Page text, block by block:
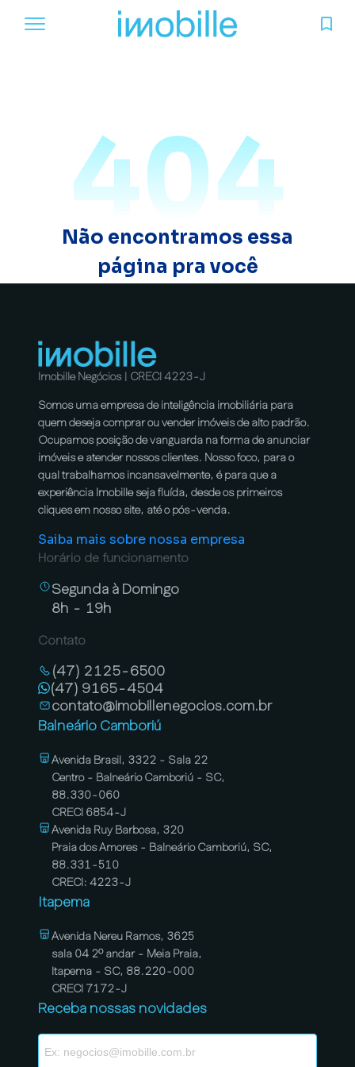
404
Não encontramos essa
página pra você
Imobille Negócios | CRECI 4223-J
Somos uma empresa de inteligência imobiliária para
quem deseja comprar ou vender imóveis de alto padrão.
Ocupamos posição de vanguarda na forma de anunciar
imóveis e atender nossos clientes. Nosso foco, para o
qual trabalhamos incansavelmente, é para que a
experiência Imobille seja fluída, desde os primeiros
cliques em nosso site, até o pós-venda.
Saiba mais sobre nossa empresa
Horário de funcionamento
Segunda à Domingo
8h - 19h
Contato
(47) 2125-6500
(47) 9165-4504
contato@imobillenegocios.com.br
Balneário Camboriú
Avenida Brasil, 3322 - Sala 22
Centro - Balneário Camboriú - SC,
88.330-060
CRECI 6854-J
Avenida Ruy Barbosa, 320
Praia dos Amores - Balneário Camboriú, SC,
88.331-510
CRECI: 4223-J
Itapema
Avenida Nereu Ramos, 3625
sala 04 2º andar - Meia Praia,
Itapema - SC, 88.220-000
CRECI 7172-J
Receba nossas novidades